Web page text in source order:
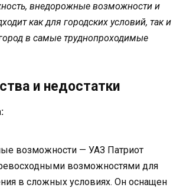
внедорожные возможности и
как для городских условий, так и
в самые труднопроходимые
и недостатки
возможности — УАЗ Патриот
возможностями для
в сложных условиях. Он оснащен